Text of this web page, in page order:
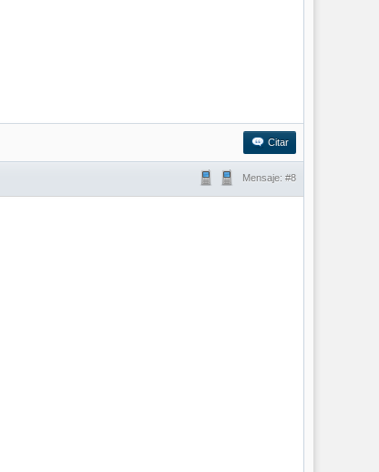
Citar
Mensaje: #8